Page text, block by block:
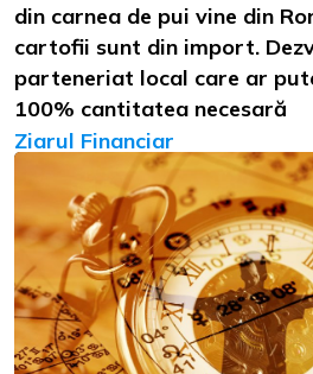
din carnea de pui vine din
cartofii sunt din import.
parteneriat local care ar
100% cantitatea necesară
Ziarul Financiar